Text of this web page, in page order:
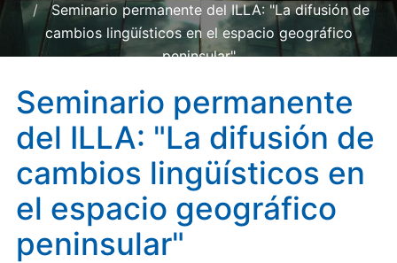
Seminario permanente del ILLA: "La difusión de
cambios lingüísticos en el espacio geográfico
peninsular"
Seminario permanente
del ILLA: "La difusión de
cambios lingüísticos en
el espacio geográfico
peninsular"